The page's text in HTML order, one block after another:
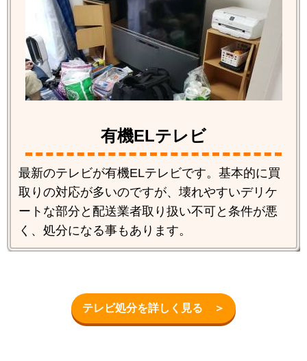
有機ELテレビ
最新のテレビが有機ELテレビです。基本的に買
取りの対応が多いのですが、壊れやすいデリケ
ートな部分と配送業者取り扱い不可と条件が悪
く、処分になる事もあります。
テレビ処分を詳しく見る ＞